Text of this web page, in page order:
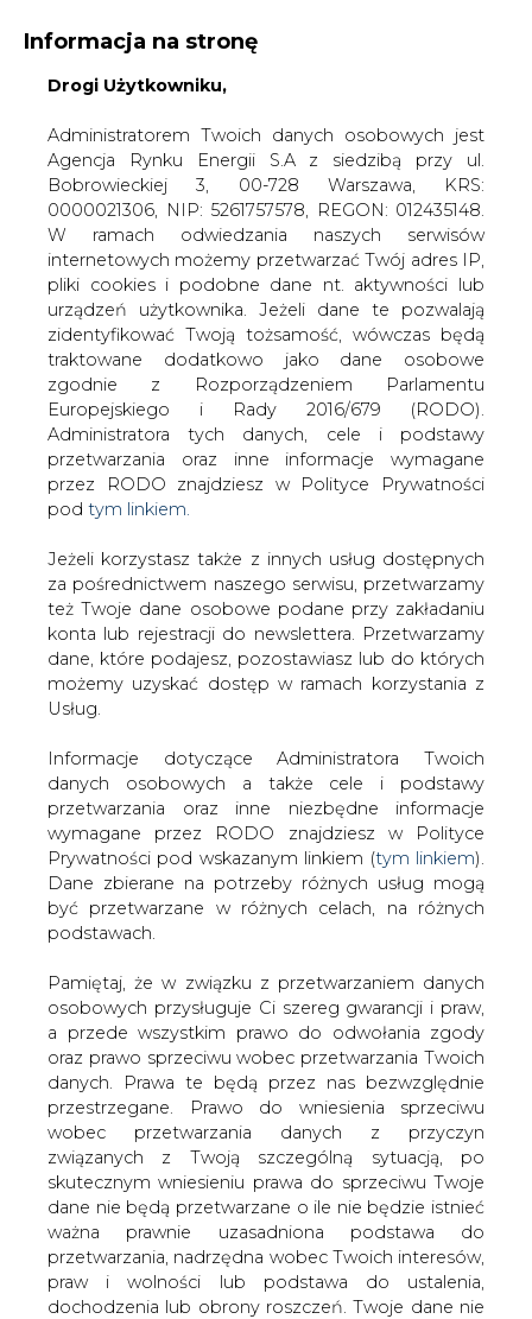
KONTAKT:
WYDAWCA PORTALU:
WYSOKI KONTRAST WIELKOŚĆ TEKSTU A A
ZALOGUJ SIĘ
WŁĄCZ CIRE.TV
Informacja na stronę
Drogi Użytkowniku,
Administratorem Twoich danych osobowych jest
Agencja Rynku Energii S.A z siedzibą przy ul.
Bobrowieckiej 3, 00-728 Warszawa, KRS:
0000021306, NIP: 5261757578, REGON: 012435148.
W ramach odwiedzania naszych serwisów
internetowych możemy przetwarzać Twój adres IP,
pliki cookies i podobne dane nt. aktywności lub
urządzeń użytkownika. Jeżeli dane te pozwalają
zidentyfikować Twoją tożsamość, wówczas będą
traktowane dodatkowo jako dane osobowe
zgodnie z Rozporządzeniem Parlamentu
Europejskiego i Rady 2016/679 (RODO).
Administratora tych danych, cele i podstawy
przetwarzania oraz inne informacje wymagane
przez RODO znajdziesz w Polityce Prywatności
pod tym linkiem.
Jeżeli korzystasz także z innych usług dostępnych
za pośrednictwem naszego serwisu, przetwarzamy
też Twoje dane osobowe podane przy zakładaniu
konta lub rejestracji do newslettera. Przetwarzamy
dane, które podajesz, pozostawiasz lub do których
możemy uzyskać dostęp w ramach korzystania z
Usług.
Informacje dotyczące Administratora Twoich
danych osobowych a także cele i podstawy
przetwarzania oraz inne niezbędne informacje
wymagane przez RODO znajdziesz w Polityce
Prywatności pod wskazanym linkiem (tym linkiem).
Dane zbierane na potrzeby różnych usług mogą
być przetwarzane w różnych celach, na różnych
podstawach.
Pamiętaj, że w związku z przetwarzaniem danych
osobowych przysługuje Ci szereg gwarancji i praw,
a przede wszystkim prawo do odwołania zgody
oraz prawo sprzeciwu wobec przetwarzania Twoich
danych. Prawa te będą przez nas bezwzględnie
przestrzegane. Prawo do wniesienia sprzeciwu
wobec przetwarzania danych z przyczyn
związanych z Twoją szczególną sytuacją, po
skutecznym wniesieniu prawa do sprzeciwu Twoje
dane nie będą przetwarzane o ile nie będzie istnieć
ważna prawnie uzasadniona podstawa do
przetwarzania, nadrzędna wobec Twoich interesów,
praw i wolności lub podstawa do ustalenia,
dochodzenia lub obrony roszczeń. Twoje dane nie
Strona główna RYNEK PALIW
DI BRE obniża ceny
docelowe JSW i Bogdanki
2013-05-28 00:00
skomentuj
udostępnij:
DI BRE obniża ceny docelowe JSW i
Bogdanki
DI BRE w raporcie z 21 maja obniżył cenę
docelową dla JSW o 17 proc., do 86 zł, a
dla Bogdanki o 4,6 proc., do 136 zł.
Analitycy potrzymali rekomendację
"akumuluj" dla obu spółek.
Raporty wydano przy kursie Bogdanki na poziomie 120,6
zł, a JSW 80,8 zł. W poniedziałek na zamknięciu sesji za
akcje Bogdanki płacono 123,6 zł, a JSW 76 zł.